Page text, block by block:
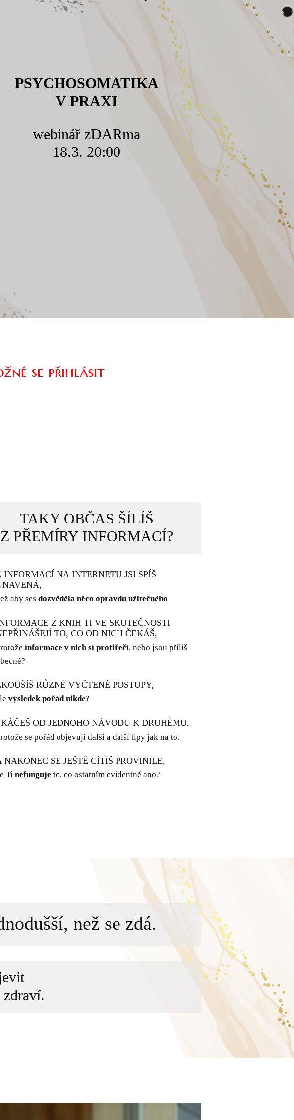
PSYCHOSOMATIKA
V PRAXI
webinář zDARma
18.3. 20:00
se přihlásit
TAKY OBČAS ŠÍLÍŠ
Z PŘEMÍRY INFORMACÍ?
INFORMACÍ NA INTERNETU JSI SPÍŠ
aby sesdozvěděla něco opravdu užitečného
Z KNIH TI VE SKUTEČNOSTI
TO, CO OD NICH ČEKÁŠ,
informace v nich si protiřečí, nebo jsou příliš
RŮZNÉ VYČTENÉ POSTUPY,
výsledek pořád nikde?
OD JEDNOHO NÁVODU K DRUHÉMU,
se pořád objevují další a další tipy jak na to.
NAKONEC SE JEŠTĚ CÍTÍŠ PROVINILE,
Tinefunguje to, co ostatním evidentně ano?
než se zdá.
zdraví.